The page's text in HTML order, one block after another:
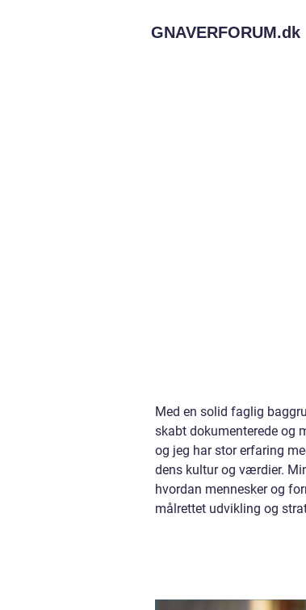
GNAVERFORUM.dk
Med en solid faglig
skabt dokumenterede og
og jeg har stor erfaring
dens kultur og værdier.
hvordan mennesker og
målrettet udvikling og